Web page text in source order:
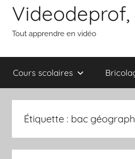
Tout apprendre en vidéo
Cours scolaires
Étiquette : bac